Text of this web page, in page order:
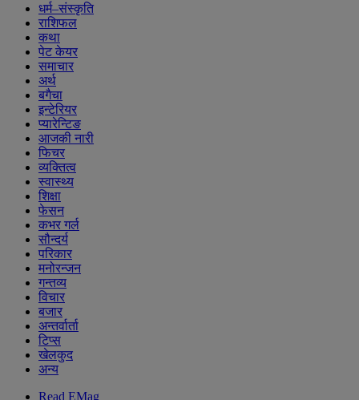
धर्म–संस्कृति
राशिफल
कथा
पेट केयर
समाचार
अर्थ
बगैचा
इन्टेरियर
प्यारेन्टिङ
आजकी नारी
फिचर
व्यक्तित्व
स्वास्थ्य
शिक्षा
फेसन
कभर गर्ल
सौन्दर्य
परिकार
मनोरन्जन
गन्तव्य
विचार
बजार
अन्तर्वार्ता
टिप्स
खेलकुद
अन्य
Read EMag